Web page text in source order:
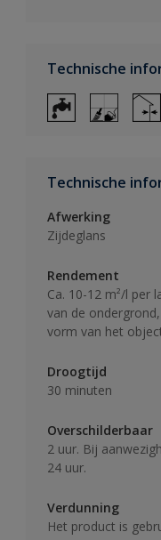
Technische
Technische
Afwerking
Zijdeglans
Rendement
Ca. 10-12 m²/l per
van de
vorm van het
Droogtijd
30 minuten
Overschilderbaar
2 uur. Bij
24 uur.
Verdunning
Het product is